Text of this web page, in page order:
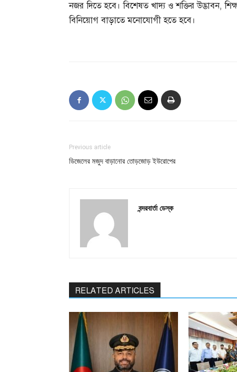
নজর দিতে হবে। বিশেষত খাদ্য ও শক্তির উদ্ভাবন,
বিনিয়োগ বাড়াতে মনোযোগী হতে হবে।
Previous article
ডিজেলের মজুদ বাড়ানোর তোড়জোড় ইউরোপের
বন্দরবার্তা ডেস্ক
RELATED ARTICLES